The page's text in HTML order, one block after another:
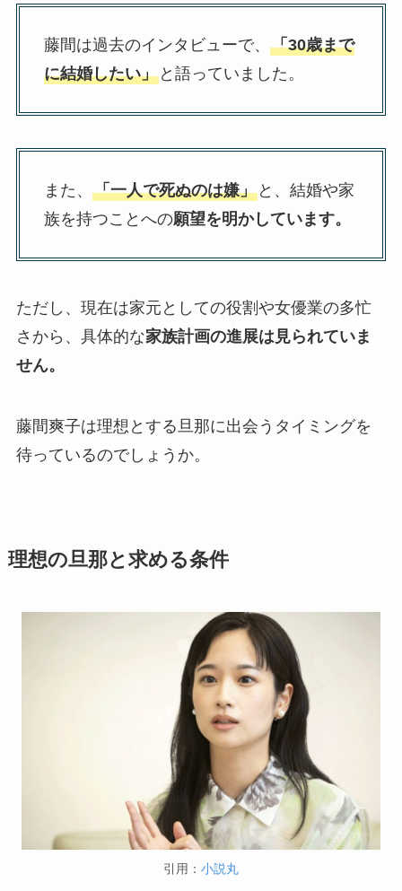
藤間は過去のインタビューで、 「30歳まで
に結婚したい」と語っていました。
また、 「一人で死ぬのは嫌」と、結婚や家
族を持つことへの願望を明かしています。
ただし、現在は家元としての役割や女優業の多忙
さから、具体的な家族計画の進展は見られていま
せん。
藤間爽子は理想とする旦那に出会うタイミングを
待っているのでしょうか。
理想の旦那と求める条件
引用： 小説丸